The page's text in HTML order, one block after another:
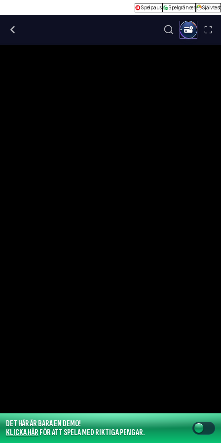
Spelpaus Spelgränser Självtest
DET HÄR ÄR BARA EN DEMO!
KLICKA HÄRFÖR ATT SPELA MED RIKTIGA PENGAR.